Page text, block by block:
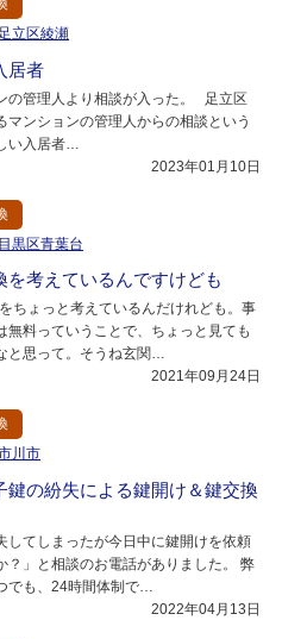
足立区綾瀬
居者
の管理人より相談が入った。 足立区
マンションの管理人からの相談という
い入居者…
2023年01月10日
目黒区青葉台
を考えているんですけども
ちょっと考えているんだけれども。事
無料っていうことで、ちょっと見ても
と思って。そうね玄関…
2021年09月24日
川市
鍵の紛失による鍵開け＆鍵交換
してしまったが今日中に鍵開けを依頼
？」と相談のお電話がありました。 弊
でも、24時間体制で…
2022年04月13日